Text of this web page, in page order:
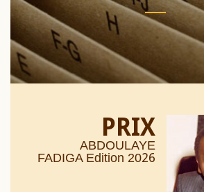
PRIX
ABDOULAYE
FADIGA Edition 2026